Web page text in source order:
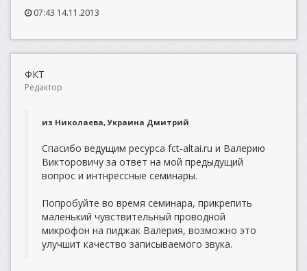
07:43 14.11.2013
ФКТ
Редактор
из Николаева, Украина Дмитрий
Спасибо ведущим ресурса fct-altai.ru и Валерию
Викторовичу за ответ на мой предыдущий
вопрос и интнрессные семинары.
Попробуйте во время семинара, прикрепить
маленький чувствительный проводной
микрофон на пиджак Валерия, возможно это
улучшит качество записываемого звука.